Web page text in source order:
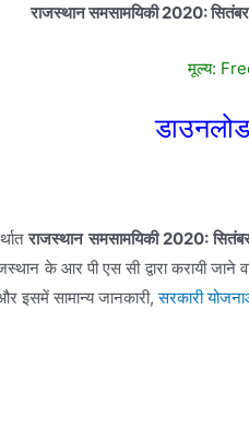
राजस्थान समसामयिकी 2020:
मूल्य:
राजस्थान समसामयिकी 2020:
के आर पी एस सी द्वारा करायी
इसमें सामान्य जानकारी,सरकारी